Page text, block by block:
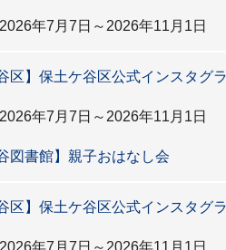
年7月7日～2026年11月1日
区】保土ケ谷区公式インスタグ
年7月7日～2026年11月1日
図書館】親子おはなし会
区】保土ケ谷区公式インスタグ
年7月7日～2026年11月1日